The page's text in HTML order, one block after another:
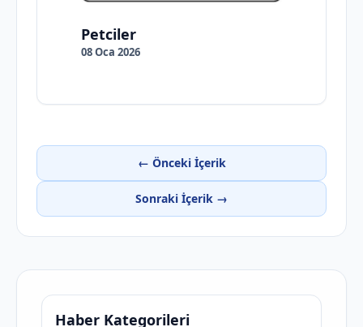
Petciler
08 Oca 2026
← Önceki İçerik
Sonraki İçerik →
Haber Kategorileri